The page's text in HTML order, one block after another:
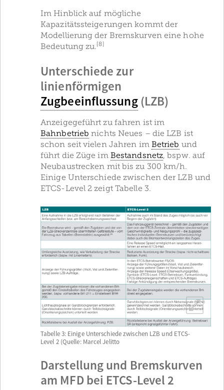
Im Hinblick auf mögliche
Kapazitätssteigerungen kommt der
Modellierung der Bremskurven eine hohe
Bedeutung zu.[8]
Unterschiede zur
linienförmigen
Zugbeeinflussung(LZB)
Anzeigegeführt zu fahren ist im
Bahnbetrieb nichts Neues – die LZB ist
schon seit vielen Jahren im Betrieb und
führt die Züge im Bestandsnetz, bspw. auf
Neubaustrecken mit bis zu 300 km/h.
Einige Unterschiede zwischen der LZB und
ETCS-Level 2 zeigt Tabelle 3.
Tabelle 3: Einige Unterschiede zwischen LZB und ETCS-
Level 2 (Quelle: Marcel Jelitto
Darstellung und Bremskurven
am MFD bei ETCS-Level 2